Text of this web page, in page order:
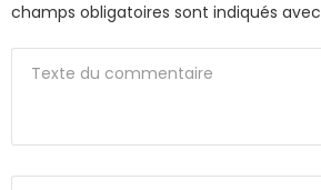
champs obligatoires sont indiqués avec